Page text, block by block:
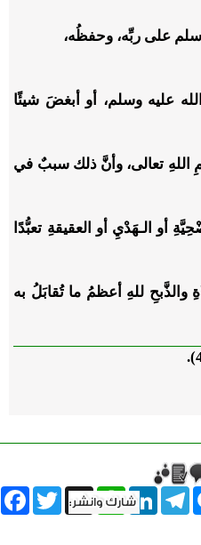
على ربِّه، وحفظُه،
عليه وسلم، أو أبغضَ شيئًا
اللهِ تعالى، وأنَّ ذلك سببٌ في
أو الـهَدْيِ أو العقيقةِ تعبُّدًا
والذَّبحِ للهِ أعظمُ ما تُقابَلُ به
Twitter X
WhatsAppLinkedInTelegram